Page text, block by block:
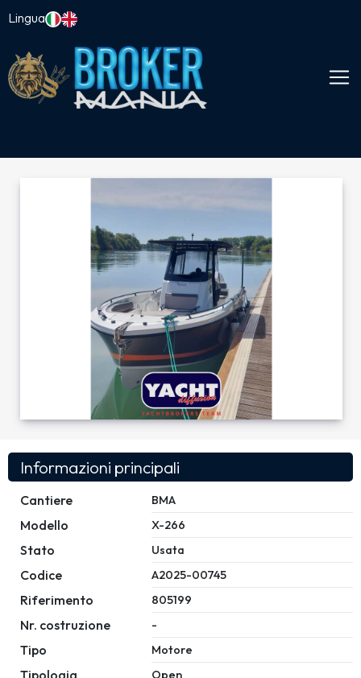
Lingua
Informazioni principali
Cantiere BMA
Modello X-266
Stato Usata
Codice A2025-00745
Riferimento 805199
Nr. costruzione -
Tipo Motore
Tipologia Open